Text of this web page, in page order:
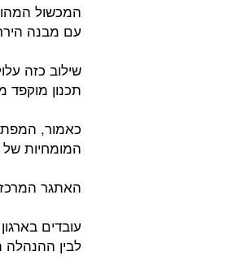
המכשול
עם מבנה
שילוב כזה
תכנון מוקפד
כאמור,
המומחיות של
האתגר
עובדים
לבין ההנהלה